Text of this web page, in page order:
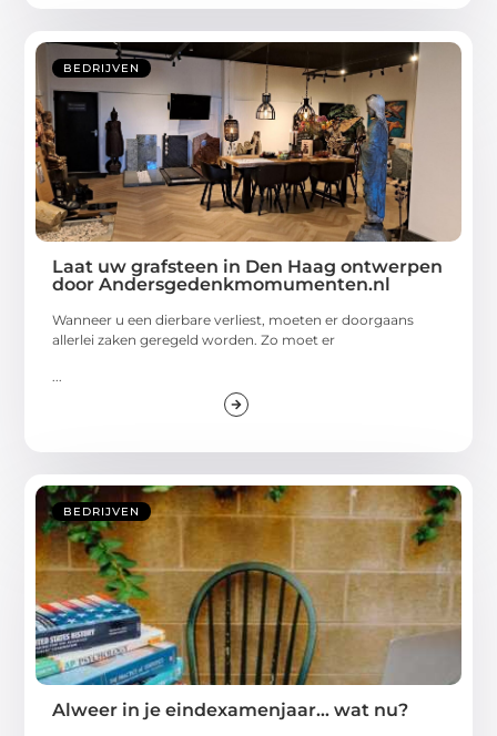
BEDRIJVEN
Laat uw grafsteen in Den Haag ontwerpen
door Andersgedenkmomumenten.nl
Wanneer u een dierbare verliest, moeten er doorgaans
allerlei zaken geregeld worden. Zo moet er
BEDRIJVEN
Alweer in je eindexamenjaar… wat nu?